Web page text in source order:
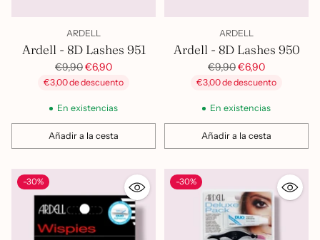
ARDELL
Ardell - 8D Lashes 951
Precio
habitual
€9,90€6,90
€3,00 de descuento
En existencias
Añadir a la cesta
Cantidad
ARDELL
Ardell - 8D Lashes 950
Precio
habitual
€9,90€6,90
€3,00 de descuento
En existencias
Añadir a la cesta
Cantidad
-30% -30%